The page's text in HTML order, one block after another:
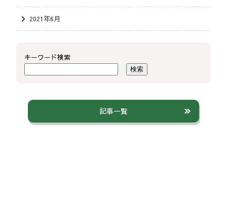
2021年6月
キーワード検索
検索
記事一覧